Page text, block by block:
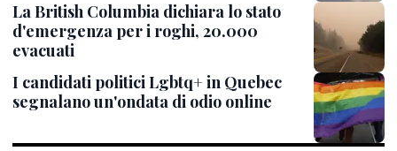
La British Columbia dichiara lo stato
d'emergenza per i roghi, 20.000
evacuati
I candidati politici Lgbtq+ in Quebec
segnalano un'ondata di odio online